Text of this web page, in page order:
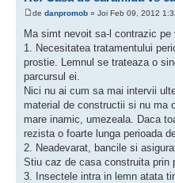
de danpromob » Joi Feb 09, 2012
Ma simt nevoit sa-l contrazic pe
1. Necesitatea tratamentului
prostie. Lemnul se trateaza o
parcursul ei.
Nici nu ai cum sa mai intervii
material de constructii si nu ma
mare inamic, umezeala. Daca
rezista o foarte lunga perioada
2. Neadevarat, bancile si
Stiu caz de casa construita prin
3. Insectele intra in lemn atata